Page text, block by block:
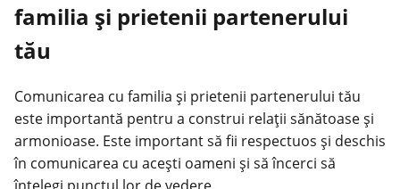
familia și prietenii partenerului
tău
Comunicarea cu familia și prietenii partenerului tău
este importantă pentru a construi relații sănătoase și
armonioase. Este important să fii respectuos și deschis
în comunicarea cu acești oameni și să încerci să